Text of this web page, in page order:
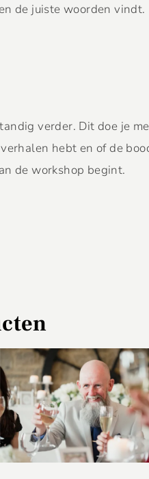
de juiste woorden vindt.
verder. Dit doe je
hebt en of de
de workshop begint.